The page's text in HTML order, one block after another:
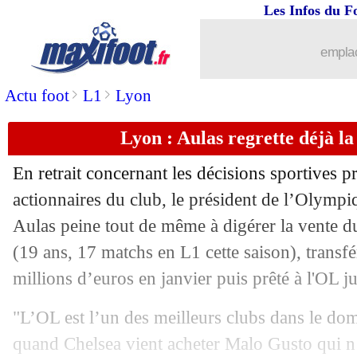
Actu foot> L1 > Lyon
Les Infos du
Lyon : Aulas regrette déjà la
En retrait concernant les décisions sportives
actionnaires du club, le président de
Aulas peine tout de même à digérer la vente
(19 ans, 17 matchs en L1 cette saison),
millions d’euros en janvier puis prêté à l'OL
"L’OL est l’un des meilleurs clubs dans le
quand Chelsea vient acheter Malo Gusto qui
Bayern : Tuchel veut attirer Kovacic
28/03 CAN 2023: le Cameroun battu,
Man Utd
28/03 Tottenham: grosse concurrence pour
28/03 Lille: Palmieri fracasse Franck Passi !
28/03 Lorient : Le Fée ciblé par 3 clubs
28/03 Naples: Kim sur la liste du PSG
Lecce : le Barça ne veut plus d'Umtiti